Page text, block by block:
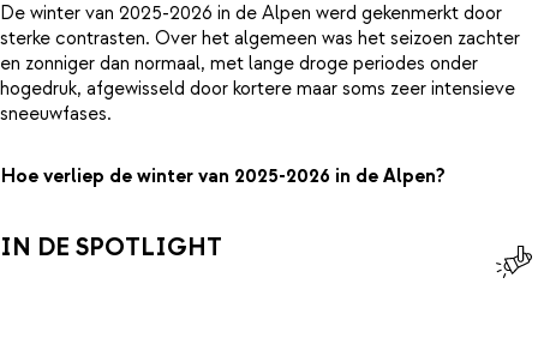
De winter van 2025-2026 in de Alpen werd gekenmerkt door
sterke contrasten. Over het algemeen was het seizoen zachter
en zonniger dan normaal, met lange droge periodes onder
hogedruk, afgewisseld door kortere maar soms zeer intensieve
sneeuwfases.
Hoe verliep de winter van 2025-2026 in de Alpen?
IN DE SPOTLIGHT